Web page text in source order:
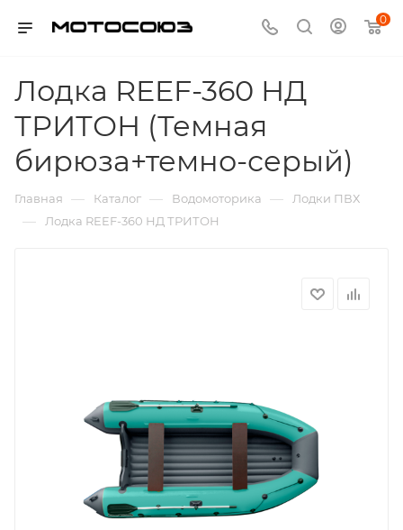
0
Лодка REEF-360 НД
ТРИТОН (Темная
бирюза+темно-серый)
Главная — Каталог — Водомоторика — Лодки ПВХ
— Лодка REEF-360 НД ТРИТОН